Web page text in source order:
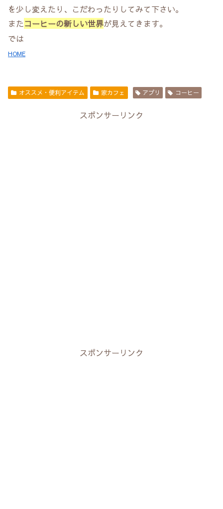
を少し変えたり、こだわったりしてみて下さい。
またコーヒーの新しい世界が見えてきます。
では
HOME
オススメ・便利アイテム 家カフェ アプリ コーヒー
スポンサーリンク
スポンサーリンク